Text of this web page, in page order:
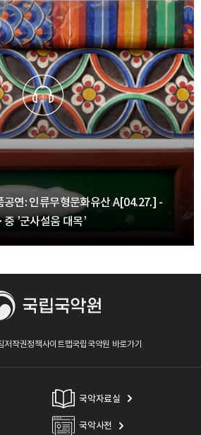
공연: 인류무형문화유산 A[04.27.] -
’군사설움 대목’
저작권정책사이트맵국립국악원 바로가기
국악자료실
국악사전